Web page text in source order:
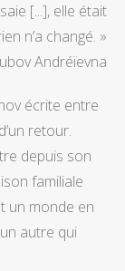
[...], elle était
n’a changé. »
Andréïevna
écrite entre
retour.
depuis son
familiale
un monde en
autre qui